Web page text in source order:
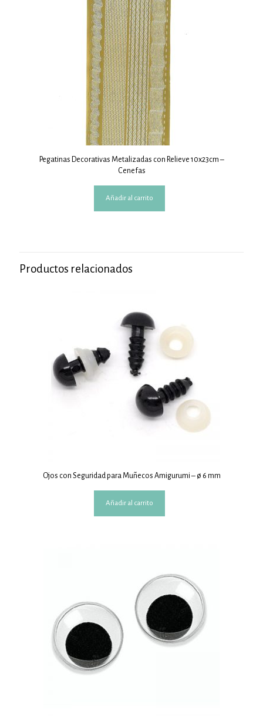
Pegatinas Decorativas Metalizadas con Relieve 10x23cm –
Cenefas
Añadir al carrito
Productos relacionados
Ojos con Seguridad para Muñecos Amigurumi – ø 6 mm
Añadir al carrito